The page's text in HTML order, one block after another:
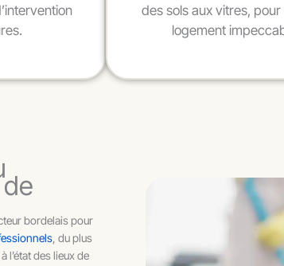
des sols aux vitres,
logement
bordelais pour
, du plus
l’état des lieux de